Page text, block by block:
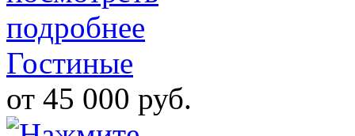
Гостиные
от 45 000 руб.